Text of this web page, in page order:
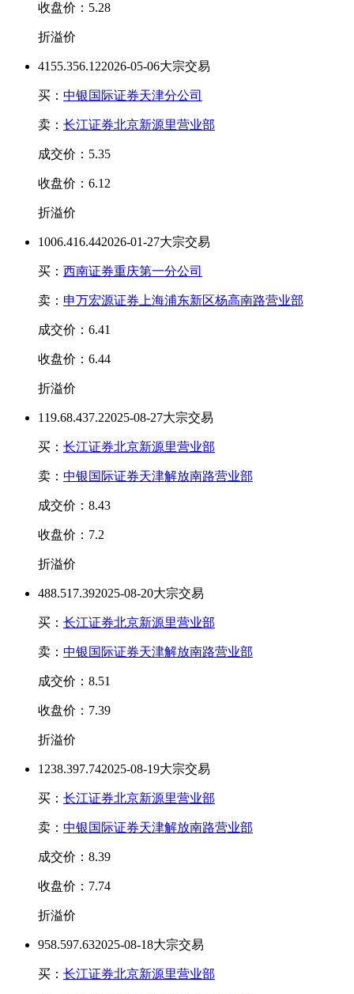
收盘价：5.28
折溢价
4155.356.122026-05-06大宗交易
买： 中银国际证券天津分公司
卖： 长江证券北京新源里营业部
成交价：5.35
收盘价：6.12
折溢价
1006.416.442026-01-27大宗交易
买： 西南证券重庆第一分公司
卖： 申万宏源证券上海浦东新区杨高南路营业部
成交价：6.41
收盘价：6.44
折溢价
119.68.437.22025-08-27大宗交易
买： 长江证券北京新源里营业部
卖： 中银国际证券天津解放南路营业部
成交价：8.43
收盘价：7.2
折溢价
488.51 7.392025-08-20大宗交易
买： 长江证券北京新源里营业部
卖： 中银国际证券天津解放南路营业部
成交价：8.51
收盘价：7.39
折溢价
1238.397.742025-08-19大宗交易
买： 长江证券北京新源里营业部
卖： 中银国际证券天津解放南路营业部
成交价：8.39
收盘价：7.74
折溢价
958.597.632025-08-18大宗交易
买： 长江证券北京新源里营业部